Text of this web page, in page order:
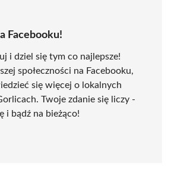
Facebooku!
i dziel się tym co najlepsze!
społeczności na Facebooku,
się więcej o lokalnych
Twoje zdanie się liczy -
i bądź na bieżąco!